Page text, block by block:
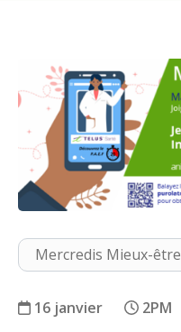
Mercredis Mieux-être
16 janvier 2PM